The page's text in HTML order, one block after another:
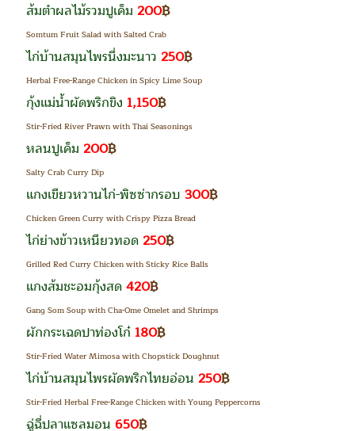
ส้มตำผลไม้รวมปูเค็ม 200฿
Somtum Fruit Salad with Salted Crab
ไก่บ้านสมุนไพรนึ่งมะนาว 250฿
Herbal Free-Range Chicken in Spicy Lime Soup
กุ้งแม่น้ำผัดพริกขิง 1,150฿
Stir-Fried River Prawn with Thai Seasonings
หลนปูเค็ม 200฿
Salty Crab Curry Dip
แกงเขียวหวานไก่-พิซซ่ากรอบ 300฿
Chicken Green Curry with Crispy Pizza Bread
ไก่ย่างข้าวเหนียวทอด 250฿
Grilled Red Curry Chicken with Sticky Rice Balls
แกงส้มชะอมกุ้งสด420฿
Gang Som Soup with Cha-Ome Omelet and Shrimps
ผักกระเฉดปาท่องโก๋ 180฿
Stir-Fried Water Mimosa with Chopstick Doughnut
ไก่บ้านสมุนไพรผัดพริกไทยอ่อน 250฿
Stir-Fried Herbal Free-Range Chicken with Young Peppercorns
ฉู่ฉี่ปลาแซลมอน 650฿